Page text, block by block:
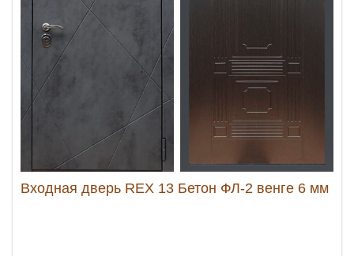
Входная дверь REX 13 Бетон ФЛ-2 венге 6 мм